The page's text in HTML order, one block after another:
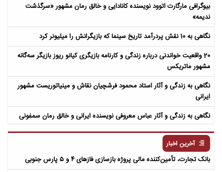
بیوگرافی مارگارت اتوود نویسنده کانادایی و خالق رمان مشهور «سرگذشت
ندیمه»
نگاهی به 10 نقش پردرآمد تاریخ سینما که بازیگرانش را میلیونر کرد
20 واقعیت خواندنی درباره زندگی و کارنامه بازیگری کیانو ریوز بازیگر سه‌گانه
مشهور ماتریکس
نگاهی به زندگی و آثار استاد محمود فرشچیان نقاش و مینیاتوریست مشهور
ایرانی
نگاهی به زندگی و آثار عباس معروفی نویسنده ایرانی و خالق رمان سمفونی
آخرین اخبار
بانک تجارت، تأمین‌کننده مالی پروژه بازسازی فازهای ۴ و ۵ پارس جنوبی